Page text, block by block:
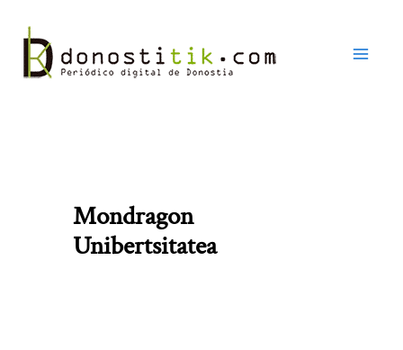
contenido
Mondragon
Unibertsitatea